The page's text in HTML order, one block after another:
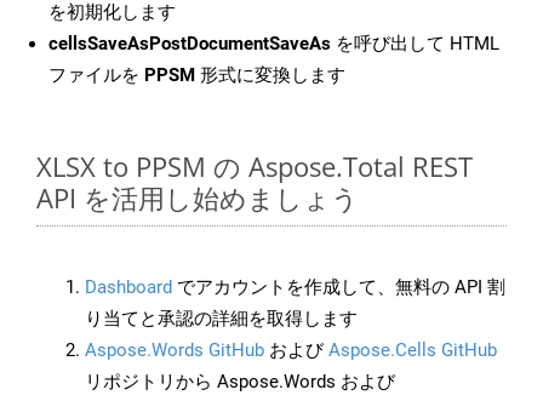
を初期化します
cellsSaveAsPostDocumentSaveAs を呼び出して HTML
ファイルを PPSM 形式に変換します
XLSX to PPSM の Aspose.Total REST
API を活用し始めましょう
Dashboard でアカウントを作成して、無料の API 割
り当てと承認の詳細を取得します
Aspose.Words GitHub およびAspose.Cells GitHub
リポジトリから Aspose.Words および